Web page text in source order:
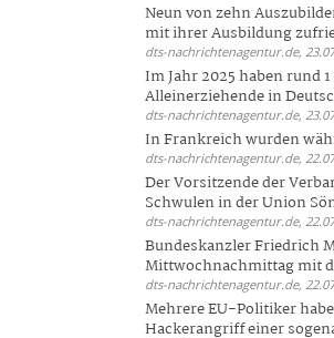
Neun von zehn
mit ihrer Ausbildung
dts-nachrichtenagentur.de,
Im Jahr 2025 haben rund
Alleinerziehende in
dts-nachrichtenagentur.de,
In Frankreich wurden
dts-nachrichtenagentur.de,
Der Vorsitzende der
Schwulen in der Union
dts-nachrichtenagentur.de,
Bundeskanzler Friedrich
Mittwochnachmittag mit
dts-nachrichtenagentur.de,
Mehrere EU-Politiker
Hackerangriff einer